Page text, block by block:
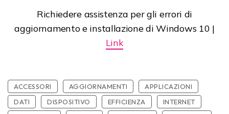
Richiedere assistenza per gli errori di
aggiornamento e installazione di Windows 10 |
Link
ACCESSORI AGGIORNAMENTI
APPLICAZIONI
DATI
DISPOSITIVO EFFICIENZA
INTERNET